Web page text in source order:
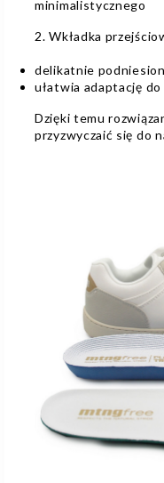
minimalistycznego
2. Wkładka
delikatnie
ułatwia adaptację
Dzięki temu
przyzwyczaić się do